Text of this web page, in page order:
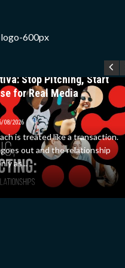
Stop Pitching, Start
for Real Media
08/2026
is treated like a transaction.
out and the relationship
as...